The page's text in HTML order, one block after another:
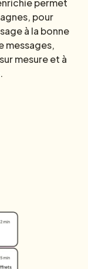
permet
pour
à la bonne
messages,
mesure et à